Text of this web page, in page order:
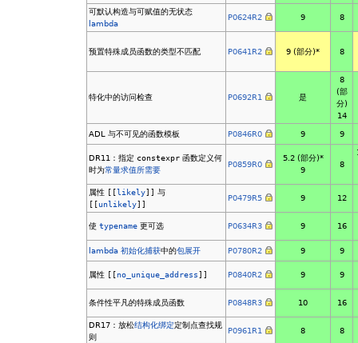
可默认构造与可赋值的无状态
lambda
P0624R2 9 8
预置特殊成员函数的类型不匹配 P0641R2 9 (部分)* 8
特化中的访问检查 P0692R1 是
8
(部
分)
14
ADL 与不可见的函数模板
P0846R0 9 9
DR11：指定 constexpr 函数定义何
时为常量求值所需要
P0859R0
5.2 (部分)*
9
8
属性 [[likely]] 与
[[unlikely]]
P0479R5 9 12
使typename 更可选 P0634R3 9 16
lambda 初始化捕获中的包展开 P0780R2 9 9
属性 [[no_unique_address]] P0840R2 9 9
条件性平凡的特殊成员函数 P0848R3 10 16
DR17：放松结构化绑定定制点查找规
则
P0961R1 8 8